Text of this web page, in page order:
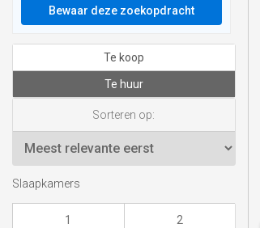
Bewaar deze zoekopdracht
Te koop
Te huur
Sorteren op:
Slaapkamers
1 2